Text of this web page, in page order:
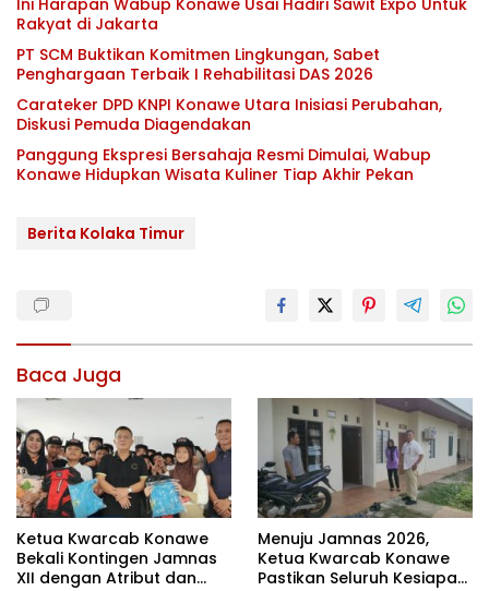
Rakyat di Jakarta
PT SCM Buktikan Komitmen Lingkungan, Sabet
Penghargaan Terbaik I Rehabilitasi DAS 2026
Carateker DPD KNPI Konawe Utara Inisiasi Perubahan,
Diskusi Pemuda Diagendakan
Panggung Ekspresi Bersahaja Resmi Dimulai, Wabup
Konawe Hidupkan Wisata Kuliner Tiap Akhir Pekan
Berita Kolaka Timur
Baca Juga
Ketua Kwarcab Konawe
Bekali Kontingen Jamnas
XII dengan Atribut dan
Menuju Jamnas 2026,
Ketua Kwarcab Konawe
Pastikan Seluruh Kesiapan